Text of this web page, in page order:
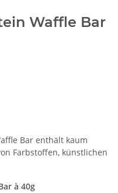
Waffle Bar
Bar enthält kaum
Farbstoffen, künstlichen
à 40g